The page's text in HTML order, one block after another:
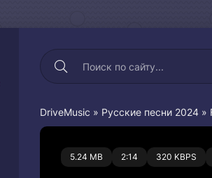
DriveMusic » Русские песни 2024 »
5.24 MB 2:14 320 KBPS
0 0